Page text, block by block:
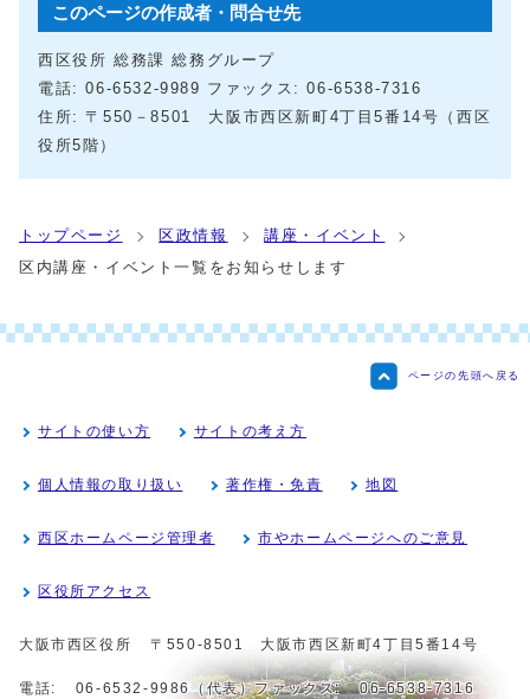
このページの作成者・問合せ先
西区役所 総務課 総務グループ
電話: 06‐6532‐9989 ファックス: 06-6538-7316
住所: 〒550－8501 大阪市西区新町4丁目5番14号（西区
役所5階）
トップページ 区政情報
講座・イベント
区内講座・イベント一覧をお知らせします
ページの先頭へ戻る
サイトの使い方 サイトの考え方
個人情報の取り扱い 著作権・免責 地図
西区ホームページ管理者 市やホームページへのご意見
区役所アクセス
大阪市西区役所 〒550-8501 大阪市西区新町4丁目5番14号
電話: 06-6532-9986（代表）ファックス: 06-6538-7316